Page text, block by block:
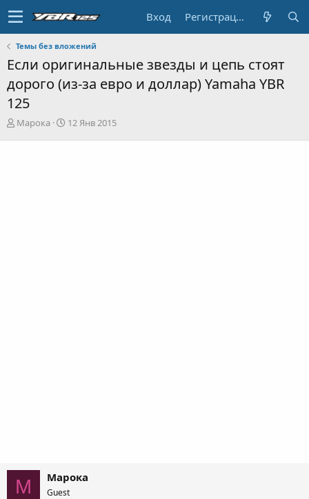
Вход Регистрация
Темы без вложений
Если оригинальные звезды и цепь стоят
дорого (из-за евро и доллар) Yamaha YBR
125
А
Марока
Д12 Янв 2015
М Марока
Guest